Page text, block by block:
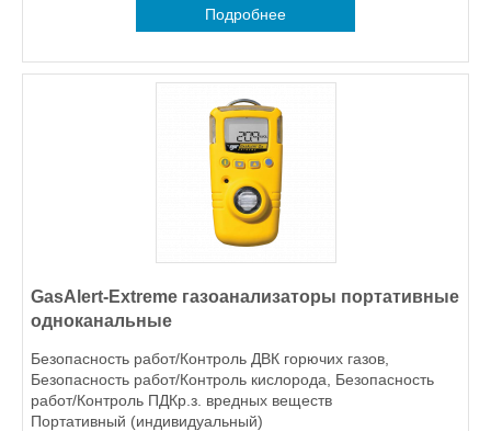
Подробнее
GasAlert-Extreme газоанализаторы портативные
одноканальные
Безопасность работ/Контроль ДВК горючих газов,
Безопасность работ/Контроль кислорода, Безопасность
работ/Контроль ПДКр.з. вредных веществ
Портативный (индивидуальный)